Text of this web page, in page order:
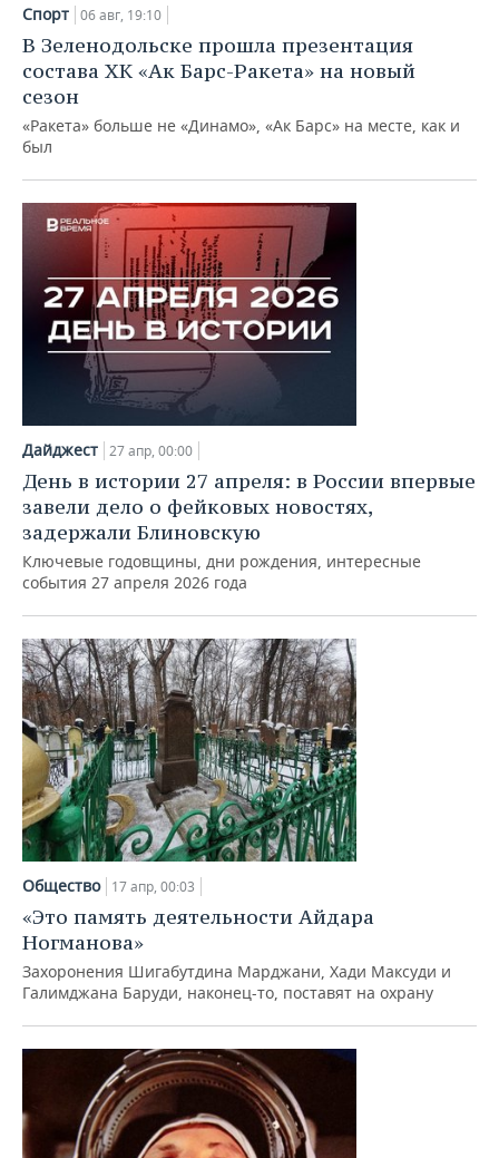
НЕФТЕХИМИЯ
НЕФТЬ
ОПК
РОЗНИЧНАЯ ТОРГОВЛЯ
ТРАНСПОРТ
УСЛУГИ
НОВОСТИ ТЕХНОЛОГИЙ
IT
МЕДИА
МЕРОПРИЯТИЯ
НОВОСТИ МЕРОПРИЯТИЙ
ВЫЕЗДНАЯ РЕДАКЦИЯ
ONLINE-КОНФЕРЕНЦИИ
ОТКРЫТАЯ ЛЕКЦИЯ
СПОРТ
НОВОСТИ СПОРТА
ХОККЕЙ
БАСКЕТБОЛ
ВОЛЕЙБОЛ
КИБЕРСПОРТ
ФИГУРНОЕ КАТАНИЕ
ВОДНЫЕ ВИДЫ СПОРТА
ХОККЕЙ С МЯЧОМ
ОБЩЕСТВО
ИНФРАСТРУКТУРА
ИСТОРИЯ
КУЛЬТУРА
МЕДИЦИНА
ОБРАЗОВАНИЕ
ПРОИСШЕСТВИЯ
СЮЖЕТЫ
СПРАВОЧНИК
СПИСОК ПЕРСОН
СПИСОК КОМПАНИЙ
ПОЛНАЯ ВЕРСИЯ
Спорт 06 авг, 19:10
В Зеленодольске прошла презентация
состава ХК «Ак Барс-Ракета» на новый
сезон
«Ракета» больше не «Динамо», «Ак Барс» на месте, как и
был
Дайджест 27 апр, 00:00
День в истории 27 апреля: в России впервые
завели дело о фейковых новостях,
задержали Блиновскую
Ключевые годовщины, дни рождения, интересные
события 27 апреля 2026 года
Общество 17 апр, 00:03
«Это память деятельности Айдара
Ногманова»
Захоронения Шигабутдина Марджани, Хади Максуди и
Галимджана Баруди, наконец-то, поставят на охрану